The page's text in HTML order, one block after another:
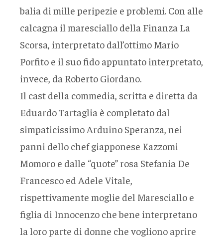
balia di mille peripezie e problemi. Con alle
calcagna il maresciallo della Finanza La
Scorsa, interpretato dall’ottimo Mario
Porfito e il suo fido appuntato interpretato,
invece, da Roberto Giordano.
Il cast della commedia, scritta e diretta da
Eduardo Tartaglia è completato dal
simpaticissimo Arduino Speranza, nei
panni dello chef giapponese Kazzomi
Momoro e dalle “quote” rosa Stefania De
Francesco ed Adele Vitale,
rispettivamente moglie del Maresciallo e
figlia di Innocenzo che bene interpretano
la loro parte di donne che vogliono aprire